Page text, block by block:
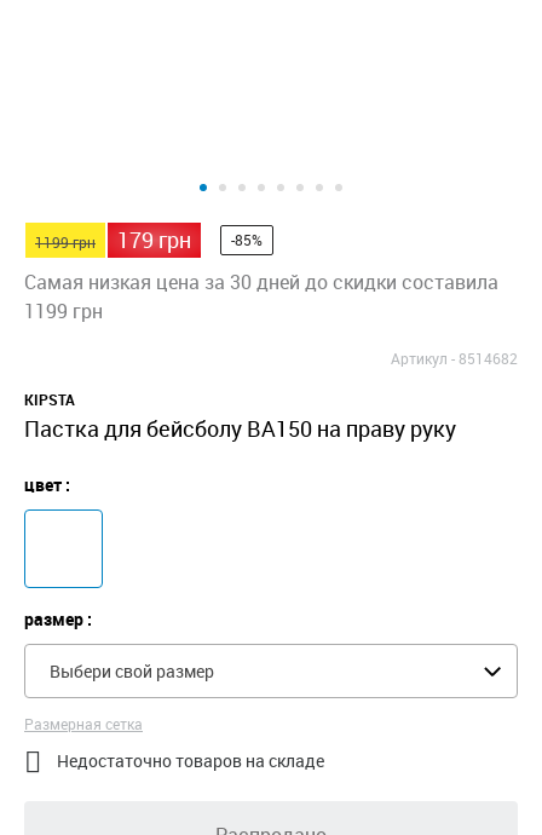
1199 грн 179 грн -85%
Самая низкая цена за 30 дней до скидки составила
1199 грн
Артикул -8514682
KIPSTA
Пастка для бейсболу BA150 на праву руку
цвет :
размер :
Выбери свой размер
Размерная сетка
 Недостаточно товаров на складе